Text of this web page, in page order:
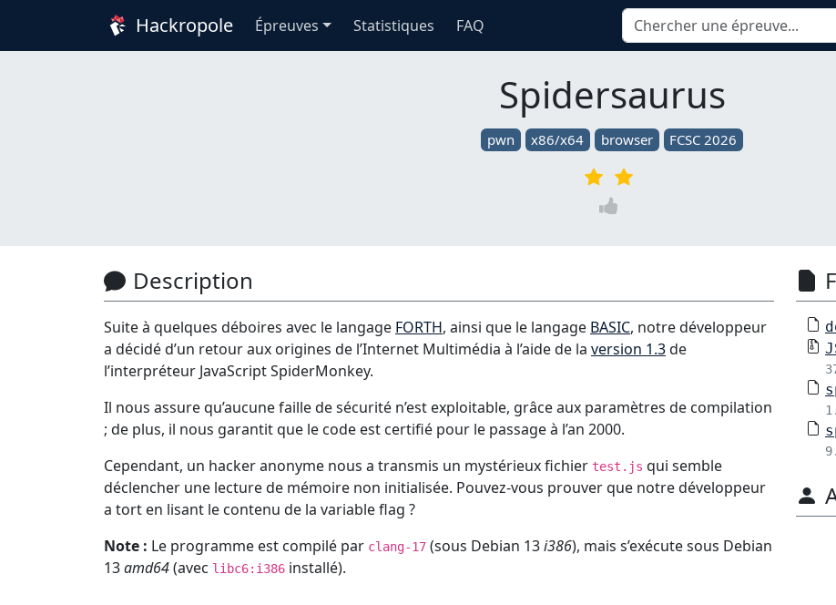
Hackropole Épreuves Statistiques FAQ
Spidersaurus
pwn x86/x64 browser FCSC 2026
Description
Suite à quelques déboires avec le langage FORTH, ainsi que le langage BASIC, notre développeur
a décidé d’un retour aux origines de l’Internet Multimédia à l’aide de la version 1.3de
l’interpréteur JavaScript SpiderMonkey.
Il nous assure qu’aucune faille de sécurité n’est exploitable, grâce aux paramètres de compilation
; de plus, il nous garantit que le code est certifié pour le passage à l’an 2000.
Cependant, un hacker anonyme nous a transmis un mystérieux fichier test.js qui semble
déclencher une lecture de mémoire non initialisée. Pouvez-vous prouver que notre développeur
a tort en lisant le contenu de la variable flag ?
Note : Le programme est compilé par clang-17 (sous Debian 13i386), mais s’exécute sous Debian
13amd64(avec libc6:i386 installé).